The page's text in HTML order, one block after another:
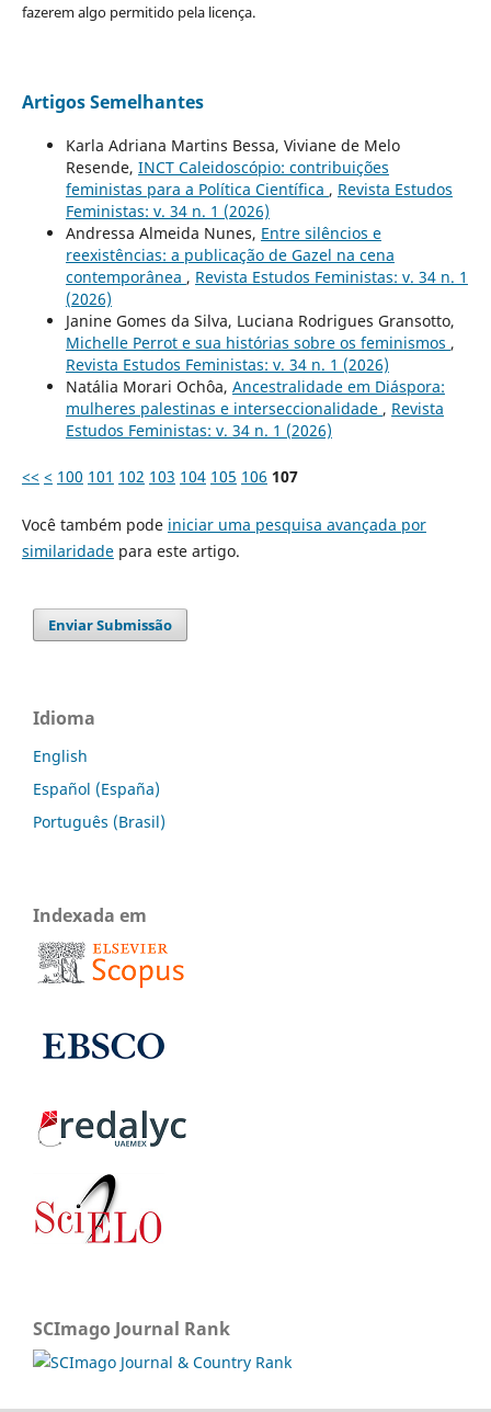
fazerem algo permitido pela licença.
Artigos Semelhantes
Karla Adriana Martins Bessa, Viviane de Melo
Resende, INCT Caleidoscópio: contribuições
feministas para a Política Científica , Revista Estudos
Feministas: v. 34 n. 1 (2026)
Andressa Almeida Nunes, Entre silêncios e
reexistências: a publicação de Gazel na cena
contemporânea , Revista Estudos Feministas: v. 34 n. 1
(2026)
Janine Gomes da Silva, Luciana Rodrigues Gransotto,
Michelle Perrot e sua histórias sobre os feminismos ,
Revista Estudos Feministas: v. 34 n. 1 (2026)
Natália Morari Ochôa, Ancestralidade em Diáspora:
mulheres palestinas e interseccionalidade , Revista
Estudos Feministas: v. 34 n. 1 (2026)
<< < 100 101 102 103 104 105 106 107
Você também pode iniciar uma pesquisa avançada por
similaridadepara este artigo.
Enviar Submissão
Idioma
English
Español (España)
Português (Brasil)
Indexada em
SCImago Journal Rank